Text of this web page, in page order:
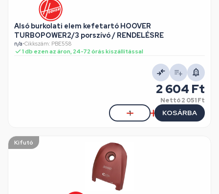
Alsó burkolati elem kefetartó HOOVER
TURBOPOWER2/3 porszívó / RENDELÉSRE
n/a•Cikkszám: PBE558
1 db ezen az áron, 24-72 órás kiszállítással
2 604 Ft
Nettó2 051 Ft
KOSÁRBA
Kifutó